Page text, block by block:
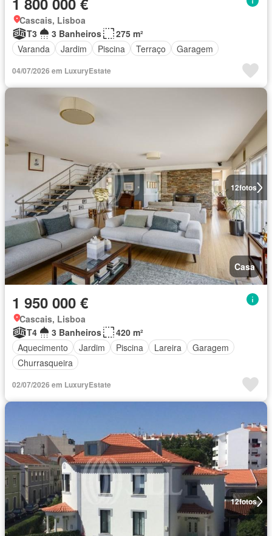
Cascais, Lisboa
T3
3 Banheiros
275 m²
Varanda
Jardim Piscina Terraço Garagem
04/07/2026 em LuxuryEstate
12fotos
Casa
1 950 000 €
Cascais, Lisboa
T4
3 Banheiros
420 m²
Aquecimento
Jardim Piscina Lareira
Garagem
Churrasqueira
02/07/2026 em LuxuryEstate
12fotos